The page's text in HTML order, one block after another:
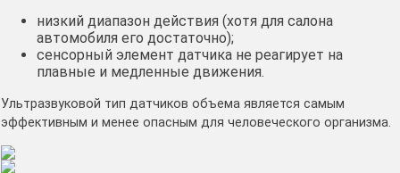
низкий диапазон действия (хотя для салона
автомобиля его достаточно);
сенсорный элемент датчика не реагирует на
плавные и медленные движения.
Ультразвуковой тип датчиков объема является самым
эффективным и менее опасным для человеческого организма.